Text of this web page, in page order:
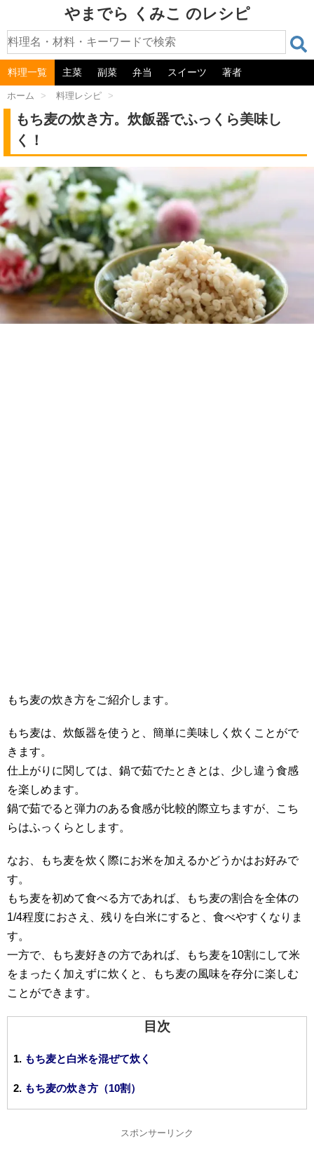
やまでら くみこ のレシピ
料理一覧 主菜 副菜 弁当 スイーツ 著者
ホーム > 料理レシピ >
もち麦の炊き方。炊飯器でふっくら美味し
く！
もち麦の炊き方をご紹介します。
もち麦は、炊飯器を使うと、簡単に美味しく炊くことがで
きます。
仕上がりに関しては、鍋で茹でたときとは、少し違う食感
を楽しめます。
鍋で茹でると弾力のある食感が比較的際立ちますが、こち
らはふっくらとします。
なお、もち麦を炊く際にお米を加えるかどうかはお好みで
す。
もち麦を初めて食べる方であれば、もち麦の割合を全体の
1/4程度におさえ、残りを白米にすると、食べやすくなりま
す。
一方で、もち麦好きの方であれば、もち麦を10割にして米
をまったく加えずに炊くと、もち麦の風味を存分に楽しむ
ことができます。
目次
もち麦と白米を混ぜて炊く
もち麦の炊き方（10割）
スポンサーリンク